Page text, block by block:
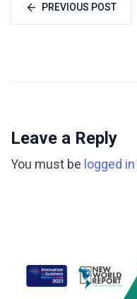
PREVIOUS POST
Leave a Reply
You must be logged in